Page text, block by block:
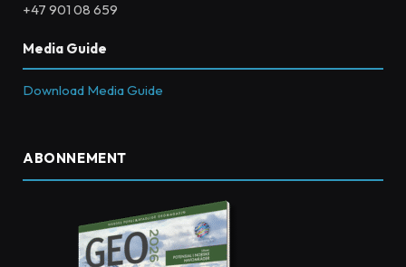
+47 901 08 659
Media Guide
Download Media Guide
ABONNEMENT